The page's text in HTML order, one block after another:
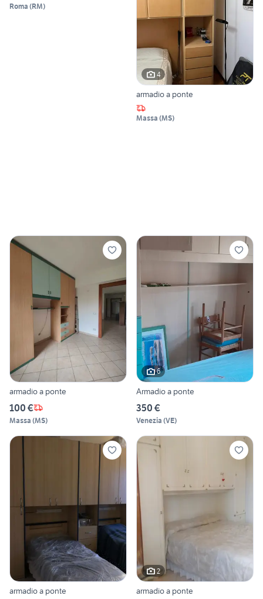
Roma (RM)
4
armadio a ponte
Massa (MS)
armadio a ponte
100 €
Massa (MS)
6
Armadio a ponte
350 €
Venezia (VE)
armadio a ponte
2
armadio a ponte